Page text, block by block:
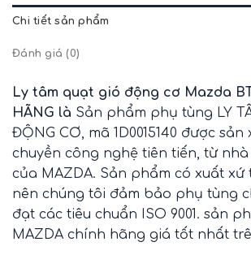
Chi tiết sản phẩm
Đánh giá (0)
Ly tâm quạt gió động cơ Mazda
HÃNG là Sản phẩm phụ tùng LY
ĐỘNG CƠ, mã 1D0015140 được
chuyền công nghệ tiên tiến, từ
của MAZDA. Sản phẩm có xuất xứ
nên chúng tôi đảm bảo phụ tùng
đạt các tiêu chuẩn ISO 9001. sản
MAZDA chính hãng giá tốt nhất